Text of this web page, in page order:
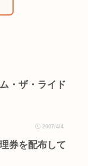
・ザ・ライド
2007/4/4
券を配布して